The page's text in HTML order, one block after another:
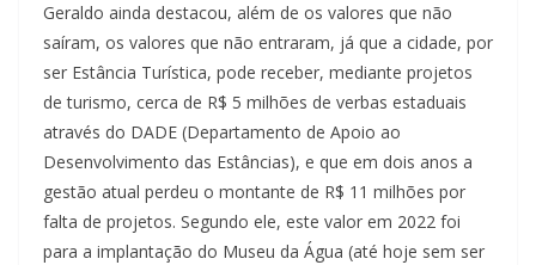
Geraldo ainda destacou, além de os valores que não
saíram, os valores que não entraram, já que a cidade, por
ser Estância Turística, pode receber, mediante projetos
de turismo, cerca de R$ 5 milhões de verbas estaduais
através do DADE (Departamento de Apoio ao
Desenvolvimento das Estâncias), e que em dois anos a
gestão atual perdeu o montante de R$ 11 milhões por
falta de projetos. Segundo ele, este valor em 2022 foi
para a implantação do Museu da Água (até hoje sem ser